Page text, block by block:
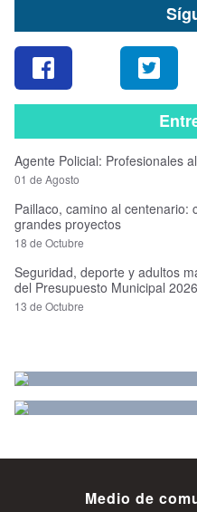
Agente Policial: Profesionales
01 de Agosto
Paillaco, camino al
grandes proyectos
18 de Octubre
Seguridad, deporte y adultos
del Presupuesto Municipal 2026
13 de Octubre
Medio de